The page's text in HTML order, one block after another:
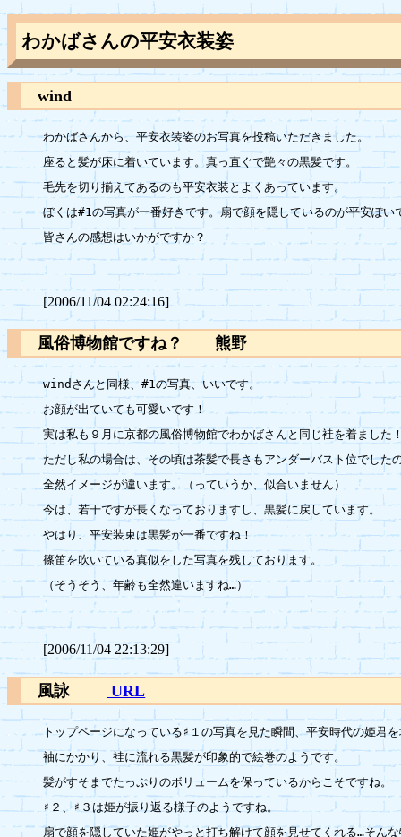
わかばさんの平安衣装姿
wind
わかばさんから、平安衣装姿のお写真を投稿いただきました。
座ると髪が床に着いています。真っ直ぐで艶々の黒髪です。
毛先を切り揃えてあるのも平安衣装とよくあっています。
ぼくは#1の写真が一番好きです。扇で顔を隠しているのが平安ぽい
皆さんの感想はいかがですか？
[2006/11/04 02:24:16]
風俗博物館ですね？ 熊野
windさんと同様、#1の写真、いいです。
お顔が出ていても可愛いです！
実は私も９月に京都の風俗博物館でわかばさんと同じ袿を着ました
ただし私の場合は、その頃は茶髪で長さもアンダーバスト位でした
全然イメージが違います。（っていうか、似合いません）
今は、若干ですが長くなっておりますし、黒髪に戻しています。
やはり、平安装束は黒髪が一番ですね！
篠笛を吹いている真似をした写真を残しております。
（そうそう、年齢も全然違いますね…）
[2006/11/04 22:13:29]
風詠 URL
トップページになっている♯１の写真を見た瞬間、平安時代の姫君
袖にかかり、袿に流れる黒髪が印象的で絵巻のようです。
髪がすそまでたっぷりのボリュームを保っているからこそですね。
♯２、♯３は姫が振り返る様子のようですね。
扇で顔を隠していた姫がやっと打ち解けて顔を見せてくれる…そん